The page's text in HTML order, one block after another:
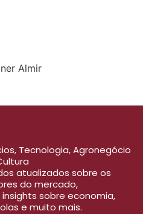
Tecnologia, Agronegócio
atualizados sobre os
do mercado,
sobre economia,
e muito mais.